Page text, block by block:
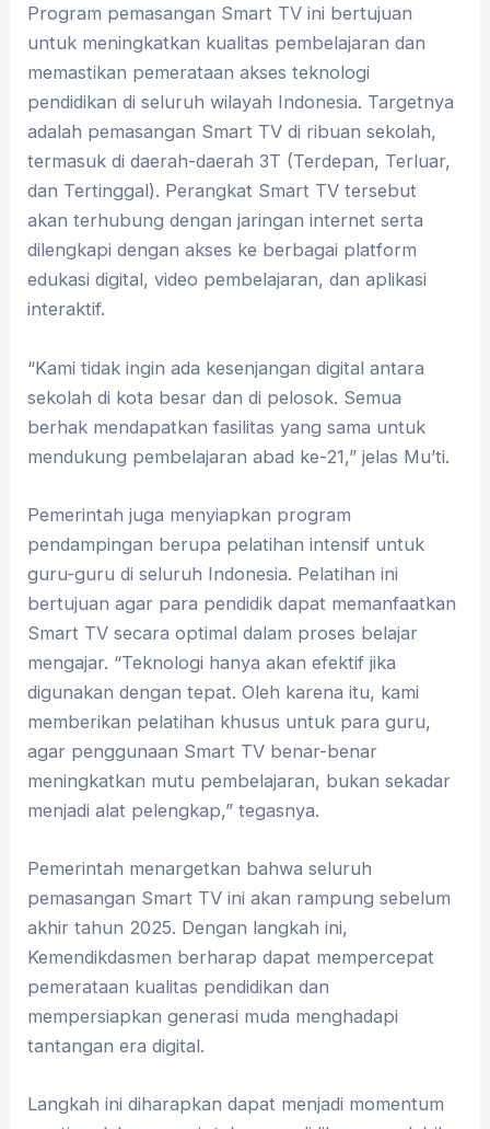
Program pemasangan Smart TV ini bertujuan
untuk meningkatkan kualitas pembelajaran dan
memastikan pemerataan akses teknologi
pendidikan di seluruh wilayah Indonesia. Targetnya
adalah pemasangan Smart TV di ribuan sekolah,
termasuk di daerah-daerah 3T (Terdepan, Terluar,
dan Tertinggal). Perangkat Smart TV tersebut
akan terhubung dengan jaringan internet serta
dilengkapi dengan akses ke berbagai platform
edukasi digital, video pembelajaran, dan aplikasi
interaktif.
“Kami tidak ingin ada kesenjangan digital antara
sekolah di kota besar dan di pelosok. Semua
berhak mendapatkan fasilitas yang sama untuk
mendukung pembelajaran abad ke-21,” jelas Mu’ti.
Pemerintah juga menyiapkan program
pendampingan berupa pelatihan intensif untuk
guru-guru di seluruh Indonesia. Pelatihan ini
bertujuan agar para pendidik dapat memanfaatkan
Smart TV secara optimal dalam proses belajar
mengajar. “Teknologi hanya akan efektif jika
digunakan dengan tepat. Oleh karena itu, kami
memberikan pelatihan khusus untuk para guru,
agar penggunaan Smart TV benar-benar
meningkatkan mutu pembelajaran, bukan sekadar
menjadi alat pelengkap,” tegasnya.
Pemerintah menargetkan bahwa seluruh
pemasangan Smart TV ini akan rampung sebelum
akhir tahun 2025. Dengan langkah ini,
Kemendikdasmen berharap dapat mempercepat
pemerataan kualitas pendidikan dan
mempersiapkan generasi muda menghadapi
tantangan era digital.
Langkah ini diharapkan dapat menjadi momentum